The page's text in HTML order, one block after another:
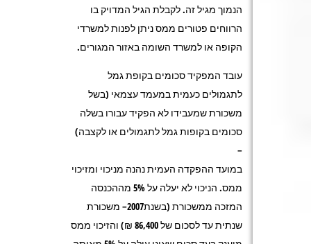
הנמוך מגיל זה. לקבלת הגיל המדויק בו
הרווחים פטורים ממס ניתן לפנות למשרדי
הקופה או למשרד השומה באזור המגורים.
עובד המפקיד סכומים בקופת גמל
לתגמולים כעמית במעמד עצמאי (בשל
משכורת שמעבידו לא הפקיד עבורו בשלה
סכומים בקופות גמל לתגמולים או לקצבה)
–
במועד ההפקדה העמית נהנה מניכוי ומזיכוי
ממס. הניכוי לא יעלה על 5% מההכנסה
המזכה ממשכורת (בשנת2007– משכורת
שנתית עד לסכום של 86,400 ₪) והזיכוי ממס